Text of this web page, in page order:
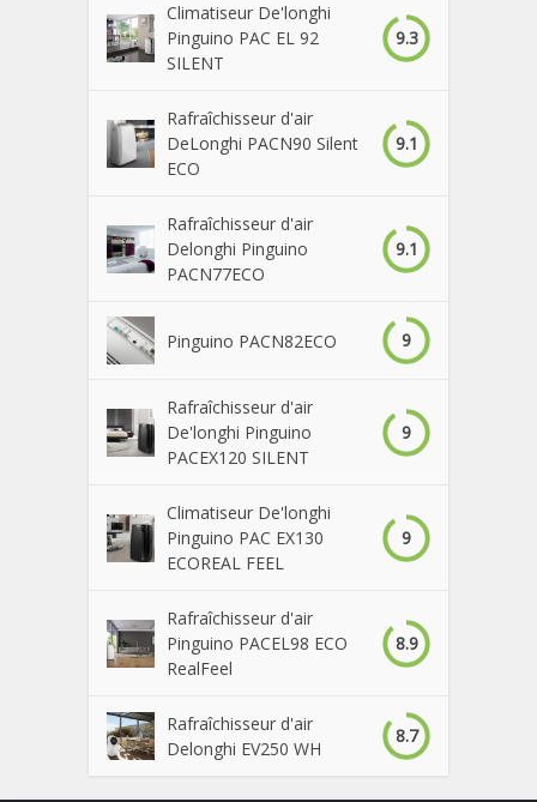
Climatiseur De'longhi
Pinguino PAC EL 92
SILENT
9.3
Rafraîchisseur d'air
DeLonghi PACN90 Silent
ECO
9.1
Rafraîchisseur d'air
Delonghi Pinguino
PACN77ECO
9.1
Pinguino PACN82ECO 9
Rafraîchisseur d'air
De'longhi Pinguino
PACEX120 SILENT
9
Climatiseur De'longhi
Pinguino PAC EX130
ECOREAL FEEL
9
Rafraîchisseur d'air
Pinguino PACEL98 ECO
RealFeel
8.9
Rafraîchisseur d'air
Delonghi EV250 WH
8.7